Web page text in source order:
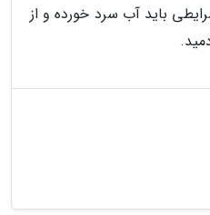
باید آب سرد خورده و از